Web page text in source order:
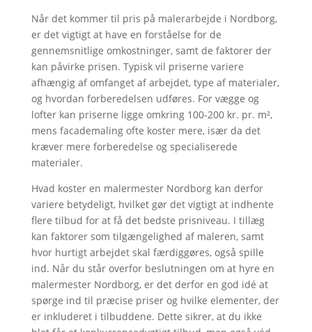
Når det kommer til pris på malerarbejde i Nordborg,
er det vigtigt at have en forståelse for de
gennemsnitlige omkostninger, samt de faktorer der
kan påvirke prisen. Typisk vil priserne variere
afhængig af omfanget af arbejdet, type af materialer,
og hvordan forberedelsen udføres. For vægge og
lofter kan priserne ligge omkring 100-200 kr. pr. m²,
mens facademaling ofte koster mere, især da det
kræver mere forberedelse og specialiserede
materialer.
Hvad koster en malermester Nordborg kan derfor
variere betydeligt, hvilket gør det vigtigt at indhente
flere tilbud for at få det bedste prisniveau. I tillæg
kan faktorer som tilgængelighed af maleren, samt
hvor hurtigt arbejdet skal færdiggøres, også spille
ind. Når du står overfor beslutningen om at hyre en
malermester Nordborg, er det derfor en god idé at
spørge ind til præcise priser og hvilke elementer, der
er inkluderet i tilbuddene. Dette sikrer, at du ikke